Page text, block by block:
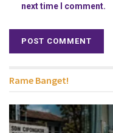
next time I comment.
Rame Banget!